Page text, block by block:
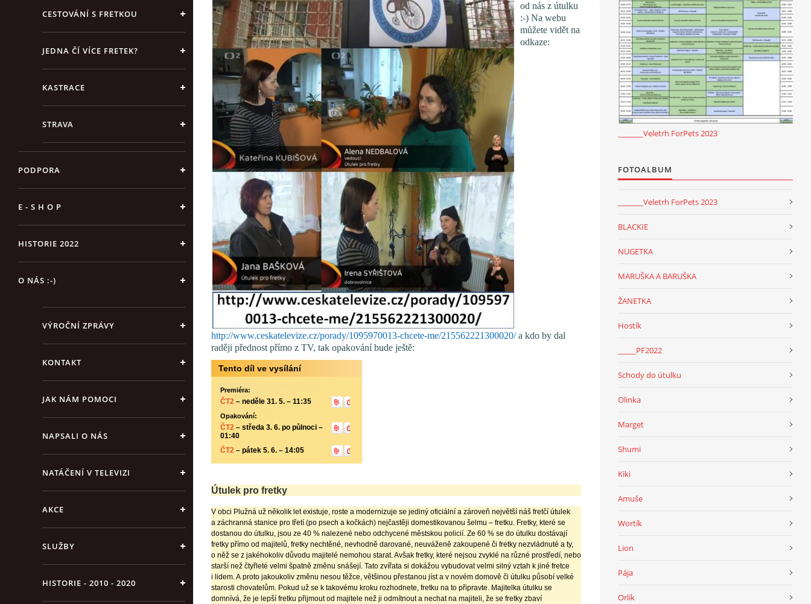
CESTOVÁNÍ S FRETKOU
JEDNA ČÍ VÍCE FRETEK?
KASTRACE
STRAVA
PODPORA
E - S H O P
HISTORIE 2022
O NÁS :-)
VÝROČNÍ ZPRÁVY
KONTAKT
JAK NÁM POMOCI
NAPSALI O NÁS
NATÁČENÍ V TELEVIZI
AKCE
SLUŽBY
HISTORIE - 2010 - 2020
od nás z útulku
:-) Na webu
můžete vidět na
odkaze:
http://www.ceskatelevize.cz/porady/1095970013-chcete-me/215562221300020/a kdo by dal
raději přednost přímo z TV, tak opakování bude ještě:
Tento díl ve vysílání
Premiéra:
Přidat do Osobního programu
ČT2 – neděle 31. 5. – 11:35
Opakování:
Přidat do Osobního programu
ČT2 – středa 3. 6. po půlnoci –
01:40
Přidat do Osobního programu
ČT2 – pátek 5. 6. – 14:05
Útulek pro fretky
V obci Plužná už několik let existuje, roste a modernizuje se jediný oficiální a zároveň největší náš fretčí útulek
a záchranná stanice pro třetí (po psech a kočkách) nejčastěji domestikovanou šelmu – fretku. Fretky, které se
dostanou do útulku, jsou ze 40 % nalezené nebo odchycené městskou policií. Ze 60 % se do útulku dostávají
fretky přímo od majitelů, fretky nechtěné, nevhodně darované, neuváženě zakoupené či fretky nezvládnuté a ty,
o něž se z jakéhokoliv důvodu majitelé nemohou starat. Avšak fretky, které nejsou zvyklé na různé prostředí, nebo
starší než čtyřleté velmi špatně změnu snášejí. Tato zvířata si dokážou vybudovat velmi silný vztah k jiné fretce
i lidem. A proto jakoukoliv změnu nesou těžce, většinou přestanou jíst a v novém domově či útulku působí velké
starosti chovatelům. Pokud už se k takovému kroku rozhodnete, fretku na to připravte. Majitelka útulku se
domnívá, že je lepší fretku přijmout od majitele než ji odmítnout a nechat na majiteli, že se fretky zbaví
_______Veletrh ForPets 2023
FOTOALBUM
_______Veletrh ForPets 2023
BLACKIE
NUGETKA
MARUŠKA A BARUŠKA
ŽANETKA
Hostík
_____PF2022
Schody do útulku
Olinka
Marget
Shumi
Kiki
Amuše
Wortík
Lion
Pája
Orlík